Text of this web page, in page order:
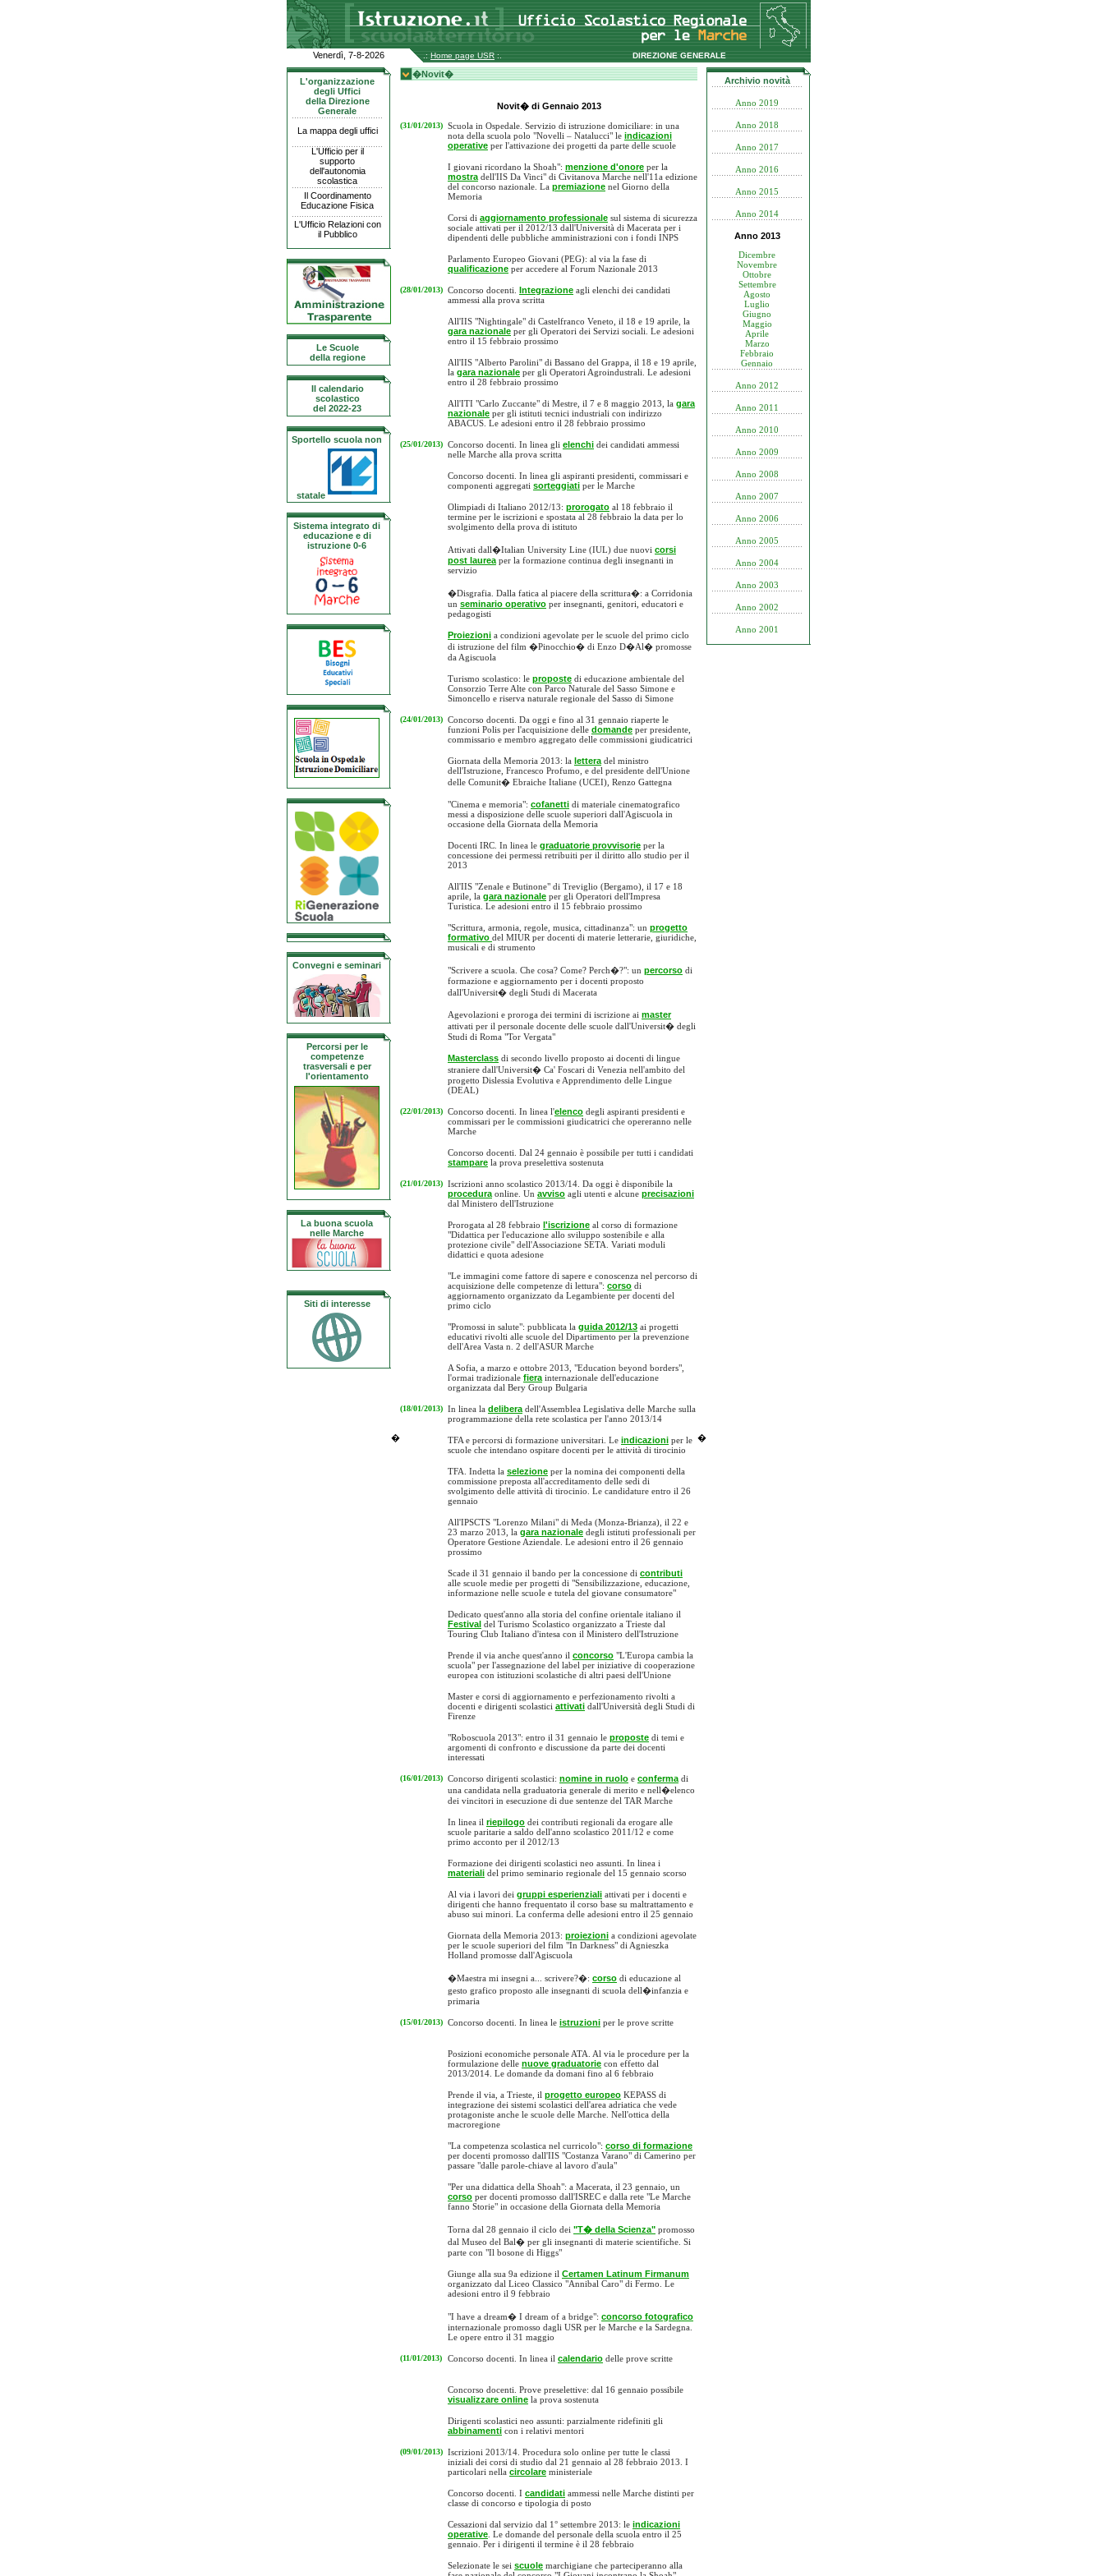
Venerdì, 7-8-2026 .: Home page USR :. DIREZIONE GENERALE
L'organizzazione
degli Uffici
della Direzione
Generale
La mappa degli uffici
L'Ufficio per il
supporto
dell'autonomia
scolastica
Il Coordinamento
Educazione Fisica
L'Ufficio Relazioni con
il Pubblico
Le Scuole
della regione
Il calendario
scolastico
del 2022-23
Sportello scuola non
statale
Sistema integrato di
educazione e di
istruzione 0-6
Convegni e seminari
Percorsi per le
competenze
trasversali e per
l'orientamento
La buona scuola
nelle Marche
Siti di interesse
�
�Novit�
Novit�di Gennaio 2013
(31/01/2013) Scuola in Ospedale. Servizio di istruzione domiciliare: in una
nota della scuola polo "Novelli – Natalucci" le indicazioni
operative per l'attivazione dei progetti da parte delle scuole
I giovani ricordano la Shoah": menzione d'onore per la
mostra dell'IIS Da Vinci" di Civitanova Marche nell'11a edizione
del concorso nazionale. La premiazione nel Giorno della
Memoria
Corsi di aggiornamento professionale sul sistema di sicurezza
sociale attivati per il 2012/13 dall'Università di Macerata per i
dipendenti delle pubbliche amministrazioni con i fondi INPS
Parlamento Europeo Giovani (PEG): al via la fase di
qualificazione per accedere al Forum Nazionale 2013
(28/01/2013) Concorso docenti. Integrazione agli elenchi dei candidati
ammessi alla prova scritta
All'IIS "Nightingale" di Castelfranco Veneto, il 18 e 19 aprile, la
gara nazionale per gli Operatori dei Servizi sociali. Le adesioni
entro il 15 febbraio prossimo
All'IIS "Alberto Parolini" di Bassano del Grappa, il 18 e 19 aprile,
la gara nazionale per gli Operatori Agroindustrali. Le adesioni
entro il 28 febbraio prossimo
All'ITI "Carlo Zuccante" di Mestre, il 7 e 8 maggio 2013, la gara
nazionale per gli istituti tecnici industriali con indirizzo
ABACUS. Le adesioni entro il 28 febbraio prossimo
(25/01/2013) Concorso docenti. In linea gli elenchi dei candidati ammessi
nelle Marche alla prova scritta
Concorso docenti. In linea gli aspiranti presidenti, commissari e
componenti aggregati sorteggiati per le Marche
Olimpiadi di Italiano 2012/13: prorogato al 18 febbraio il
termine per le iscrizioni e spostata al 28 febbraio la data per lo
svolgimento della prova di istituto
Attivati dall�Italian University Line (IUL) due nuovi corsi
post laurea per la formazione continua degli insegnanti in
servizio
�Disgrafia. Dalla fatica al piacere della scrittura�: a Corridonia
un seminario operativo per insegnanti, genitori, educatori e
pedagogisti
Proiezioni a condizioni agevolate per le scuole del primo ciclo
di istruzione del film �Pinocchio� di Enzo D�Al� promosse
da Agiscuola
Turismo scolastico: le proposte di educazione ambientale del
Consorzio Terre Alte con Parco Naturale del Sasso Simone e
Simoncello e riserva naturale regionale del Sasso di Simone
(24/01/2013) Concorso docenti. Da oggi e fino al 31 gennaio riaperte le
funzioni Polis per l'acquisizione delle domande per presidente,
commissario e membro aggregato delle commissioni giudicatrici
Giornata della Memoria 2013: la lettera del ministro
dell'Istruzione, Francesco Profumo, e del presidente dell'Unione
delle Comunit� Ebraiche Italiane (UCEI), Renzo Gattegna
"Cinema e memoria": cofanetti di materiale cinematografico
messi a disposizione delle scuole superiori dall'Agiscuola in
occasione della Giornata della Memoria
Docenti IRC. In linea le graduatorie provvisorie per la
concessione dei permessi retribuiti per il diritto allo studio per il
2013
All'IIS "Zenale e Butinone" di Treviglio (Bergamo), il 17 e 18
aprile, la gara nazionale per gli Operatori dell'Impresa
Turistica. Le adesioni entro il 15 febbraio prossimo
"Scrittura, armonia, regole, musica, cittadinanza": un progetto
formativo del MIUR per docenti di materie letterarie, giuridiche,
musicali e di strumento
"Scrivere a scuola. Che cosa? Come? Perch�?": un percorso di
formazione e aggiornamento per i docenti proposto
dall'Universit� degli Studi di Macerata
Agevolazioni e proroga dei termini di iscrizione ai master
attivati per il personale docente delle scuole dall'Universit� degli
Studi di Roma "Tor Vergata"
Masterclass di secondo livello proposto ai docenti di lingue
straniere dall'Universit� Ca' Foscari di Venezia nell'ambito del
progetto Dislessia Evolutiva e Apprendimento delle Lingue
(DEAL)
(22/01/2013) Concorso docenti. In linea l'elenco degli aspiranti presidenti e
commissari per le commissioni giudicatrici che opereranno nelle
Marche
Concorso docenti. Dal 24 gennaio è possibile per tutti i candidati
stampare la prova preselettiva sostenuta
(21/01/2013) Iscrizioni anno scolastico 2013/14. Da oggi è disponibile la
procedura online. Un avviso agli utenti e alcune precisazioni
dal Ministero dell'Istruzione
Prorogata al 28 febbraio l'iscrizione al corso di formazione
"Didattica per l'educazione allo sviluppo sostenibile e alla
protezione civile" dell'Associazione SETA. Variati moduli
didattici e quota adesione
"Le immagini come fattore di sapere e conoscenza nel percorso di
acquisizione delle competenze di lettura": corso di
aggiornamento organizzato da Legambiente per docenti del
primo ciclo
"Promossi in salute": pubblicata la guida 2012/13 ai progetti
educativi rivolti alle scuole del Dipartimento per la prevenzione
dell'Area Vasta n. 2 dell'ASUR Marche
A Sofia, a marzo e ottobre 2013, "Education beyond borders",
l'ormai tradizionale fiera internazionale dell'educazione
organizzata dal Bery Group Bulgaria
(18/01/2013) In linea la delibera dell'Assemblea Legislativa delle Marche sulla
programmazione della rete scolastica per l'anno 2013/14
TFA e percorsi di formazione universitari. Le indicazioni per le
scuole che intendano ospitare docenti per le attività di tirocinio
TFA. Indetta la selezione per la nomina dei componenti della
commissione preposta all'accreditamento delle sedi di
svolgimento delle attività di tirocinio. Le candidature entro il 26
gennaio
All'IPSCTS "Lorenzo Milani" di Meda (Monza-Brianza), il 22 e
23 marzo 2013, la gara nazionale degli istituti professionali per
Operatore Gestione Aziendale. Le adesioni entro il 26 gennaio
prossimo
Scade il 31 gennaio il bando per la concessione di contributi
alle scuole medie per progetti di "Sensibilizzazione, educazione,
informazione nelle scuole e tutela del giovane consumatore"
Dedicato quest'anno alla storia del confine orientale italiano il
Festival del Turismo Scolastico organizzato a Trieste dal
Touring Club Italiano d'intesa con il Ministero dell'Istruzione
Prende il via anche quest'anno il concorso "L'Europa cambia la
scuola" per l'assegnazione del label per iniziative di cooperazione
europea con istituzioni scolastiche di altri paesi dell'Unione
Master e corsi di aggiornamento e perfezionamento rivolti a
docenti e dirigenti scolastici attivati dall'Università degli Studi di
Firenze
"Roboscuola 2013": entro il 31 gennaio le proposte di temi e
argomenti di confronto e discussione da parte dei docenti
interessati
(16/01/2013) Concorso dirigenti scolastici: nomine in ruolo e conferma di
una candidata nella graduatoria generale di merito e nell�elenco
dei vincitori in esecuzione di due sentenze del TAR Marche
In linea il riepilogo dei contributi regionali da erogare alle
scuole paritarie a saldo dell'anno scolastico 2011/12 e come
primo acconto per il 2012/13
Formazione dei dirigenti scolastici neo assunti. In linea i
materiali del primo seminario regionale del 15 gennaio scorso
Al via i lavori dei gruppi esperienziali attivati per i docenti e
dirigenti che hanno frequentato il corso base su maltrattamento e
abuso sui minori. La conferma delle adesioni entro il 25 gennaio
Giornata della Memoria 2013: proiezioni a condizioni agevolate
per le scuole superiori del film "In Darkness" di Agnieszka
Holland promosse dall'Agiscuola
�Maestra mi insegni a... scrivere?�: corso di educazione al
gesto grafico proposto alle insegnanti di scuola dell�infanzia e
primaria
(15/01/2013) Concorso docenti. In linea le istruzioni per le prove scritte
Posizioni economiche personale ATA. Al via le procedure per la
formulazione delle nuove graduatorie con effetto dal
2013/2014. Le domande da domani fino al 6 febbraio
Prende il via, a Trieste, il progetto europeo KEPASS di
integrazione dei sistemi scolastici dell'area adriatica che vede
protagoniste anche le scuole delle Marche. Nell'ottica della
macroregione
"La competenza scolastica nel curricolo": corso di formazione
per docenti promosso dall'IIS "Costanza Varano" di Camerino per
passare "dalle parole-chiave al lavoro d'aula"
"Per una didattica della Shoah": a Macerata, il 23 gennaio, un
corso per docenti promosso dall'ISREC e dalla rete "Le Marche
fanno Storie" in occasione della Giornata della Memoria
Torna dal 28 gennaio il ciclo dei "T� della Scienza" promosso
dal Museo del Bal� per gli insegnanti di materie scientifiche. Si
parte con "Il bosone di Higgs"
Giunge alla sua 9a edizione il Certamen Latinum Firmanum
organizzato dal Liceo Classico "Annibal Caro" di Fermo. Le
adesioni entro il 9 febbraio
"I have a dream� I dream of a bridge": concorso fotografico
internazionale promosso dagli USR per le Marche e la Sardegna.
Le opere entro il 31 maggio
(11/01/2013) Concorso docenti. In linea il calendario delle prove scritte
Concorso docenti. Prove preselettive: dal 16 gennaio possibile
visualizzare online la prova sostenuta
Dirigenti scolastici neo assunti: parzialmente ridefiniti gli
abbinamenti con i relativi mentori
(09/01/2013) Iscrizioni 2013/14. Procedura solo online per tutte le classi
iniziali dei corsi di studio dal 21 gennaio al 28 febbraio 2013. I
particolari nella circolare ministeriale
Concorso docenti. I candidati ammessi nelle Marche distinti per
classe di concorso e tipologia di posto
Cessazioni dal servizio dal 1° settembre 2013: le indicazioni
operative . Le domande del personale della scuola entro il 25
gennaio. Per i dirigenti il termine è il 28 febbraio
Selezionate le sei scuole marchigiane che parteciperanno alla
�
Archivio novità
Anno 2019
Anno 2018
Anno 2017
Anno 2016
Anno 2015
Anno 2014
Anno 2013
Dicembre
Novembre
Ottobre
Settembre
Agosto
Luglio
Giugno
Maggio
Aprile
Marzo
Febbraio
Gennaio
Anno 2012
Anno 2011
Anno 2010
Anno 2009
Anno 2008
Anno 2007
Anno 2006
Anno 2005
Anno 2004
Anno 2003
Anno 2002
Anno 2001